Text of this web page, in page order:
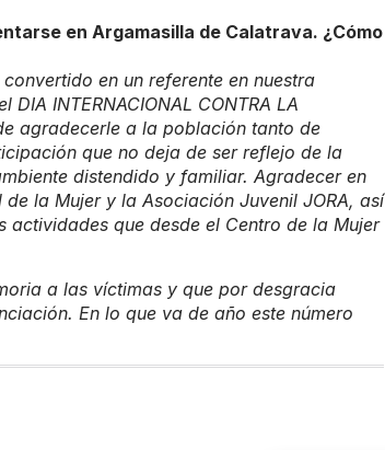
en Argamasilla de Calatrava. ¿Cómo
en un referente en nuestra
INTERNACIONAL CONTRA LA
agradecerle a la población tanto de
que no deja de ser reflejo de la
distendido y familiar. Agradecer en
la Mujer y la Asociación Juvenil JORA, así
actividades que desde el Centro de la Mujer
a las víctimas y que por desgracia
En lo que va de año este número